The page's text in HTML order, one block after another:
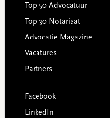
Top 50 Advocatuur
Top 30 Notariaat
Advocatie Magazine
Vacatures
Partners
Facebook
LinkedIn